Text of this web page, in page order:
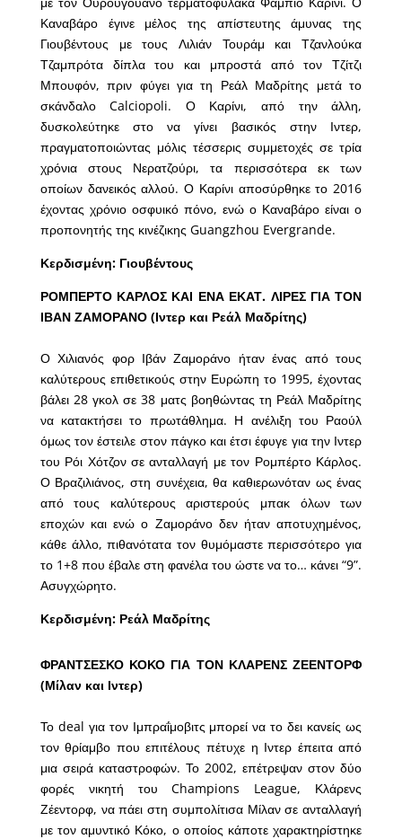
Καναβάρο έγινε μέλος της απίστευτης άμυνας της
Γιουβέντους με τους Λιλιάν Τουράμ και Τζανλούκα
Τζαμπρότα δίπλα του και μπροστά από τον Τζίτζι
Μπουφόν, πριν φύγει για τη Ρεάλ Μαδρίτης μετά το
σκάνδαλο Calciopoli. Ο Καρίνι, από την άλλη,
δυσκολεύτηκε στο να γίνει βασικός στην Ιντερ,
πραγματοποιώντας μόλις τέσσερις συμμετοχές σε τρία
χρόνια στους Νερατζούρι, τα περισσότερα εκ των
οποίων δανεικός αλλού. Ο Καρίνι αποσύρθηκε το 2016
έχοντας χρόνιο οσφυικό πόνο, ενώ ο Καναβάρο είναι ο
προπονητής της κινέζικης Guangzhou Evergrande.
Κερδισμένη: Γιουβέντους
ΡΟΜΠΕΡΤΟ ΚΑΡΛΟΣ ΚΑΙ ΕΝΑ ΕΚΑΤ. ΛΙΡΕΣ ΓΙΑ ΤΟΝ
ΙΒΑΝ ΖΑΜΟΡΑΝΟ (Ιντερ και Ρεάλ Μαδρίτης)
Ο Χιλιανός φορ Ιβάν Ζαμοράνο ήταν ένας από τους
καλύτερους επιθετικούς στην Ευρώπη το 1995, έχοντας
βάλει 28 γκολ σε 38 ματς βοηθώντας τη Ρεάλ Μαδρίτης
να κατακτήσει το πρωτάθλημα. Η ανέλιξη του Ραούλ
όμως τον έστειλε στον πάγκο και έτσι έφυγε για την Ιντερ
του Ρόι Χότζον σε ανταλλαγή με τον Ρομπέρτο Κάρλος.
Ο Βραζιλιάνος, στη συνέχεια, θα καθιερωνόταν ως ένας
από τους καλύτερους αριστερούς μπακ όλων των
εποχών και ενώ ο Ζαμοράνο δεν ήταν αποτυχημένος,
κάθε άλλο, πιθανότατα τον θυμόμαστε περισσότερο για
το 1+8 που έβαλε στη φανέλα του ώστε να το… κάνει “9”.
Ασυγχώρητο.
Κερδισμένη: Ρεάλ Μαδρίτης
ΦΡΑΝΤΣΕΣΚΟ ΚΟΚΟ ΓΙΑ ΤΟΝ ΚΛΑΡΕΝΣ ΖΕΕΝΤΟΡΦ
(Μίλαν και Ιντερ)
Το deal για τον Ιμπραΐμοβιτς μπορεί να το δει κανείς ως
τον θρίαμβο που επιτέλους πέτυχε η Ιντερ έπειτα από
μια σειρά καταστροφών. Το 2002, επέτρεψαν στον δύο
φορές νικητή του Champions League, Κλάρενς
Ζέεντορφ, να πάει στη συμπολίτισα Μίλαν σε ανταλλαγή
με τον αμυντικό Κόκο, ο οποίος κάποτε χαρακτηρίστηκε